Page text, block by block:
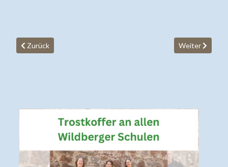
Vorheriger Beitrag: Trauma im Alter - Vortrag von Martin Frey am
Zurück Nächster
Weiter